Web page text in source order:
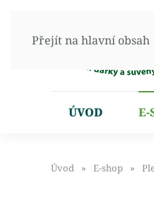
Přejít na hlavní obsah
ÚVOD E-
Úvod E-shop